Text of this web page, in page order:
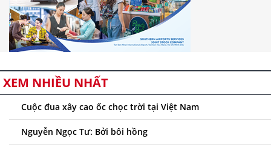
XEM NHIỀU NHẤT
Cuộc đua xây cao ốc chọc trời tại Việt Nam
Nguyễn Ngọc Tư: Bởi bôi hồng